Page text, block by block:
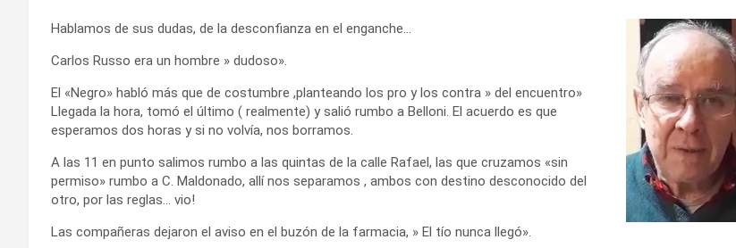
Hablamos de sus dudas, de la desconfianza en el enganche…
Carlos Russo era un hombre » dudoso».
El «Negro» habló más que de costumbre ,planteando los pro y los contra » del encuentro»
Llegada la hora, tomó el último ( realmente) y salió rumbo a Belloni. El acuerdo es que
esperamos dos horas y si no volvía, nos borramos.
A las 11 en punto salimos rumbo a las quintas de la calle Rafael, las que cruzamos «sin
permiso» rumbo a C. Maldonado, allí nos separamos , ambos con destino desconocido del
otro, por las reglas… vio!
Las compañeras dejaron el aviso en el buzón de la farmacia, » El tío nunca llegó».